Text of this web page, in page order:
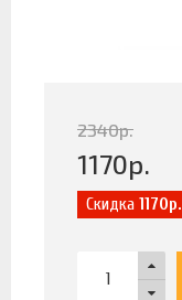
2340р.
1170р.
Скидка 1170р.